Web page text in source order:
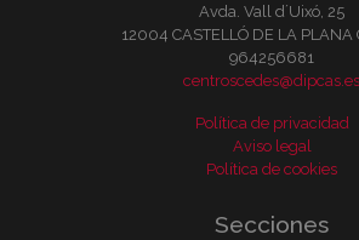
Avda. Vall d´Uixó, 25
12004 CASTELLÓ DE LA PLANA
964256681
centroscedes@dipcas.es
Política de privacidad
Aviso legal
Política de cookies
Secciones